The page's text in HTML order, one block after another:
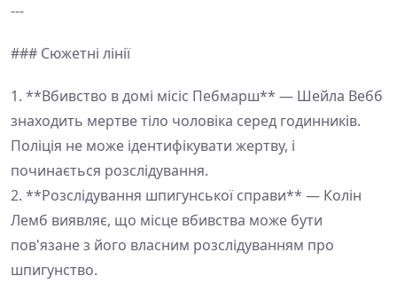
---
### Сюжетні лінії
1. **Вбивство в домі місіс Пебмарш** — Шейла Вебб
знаходить мертве тіло чоловіка серед годинників.
Поліція не може ідентифікувати жертву, і
починається розслідування.
2. **Розслідування шпигунської справи** — Колін
Лемб виявляє, що місце вбивства може бути
пов'язане з його власним розслідуванням про
шпигунство.